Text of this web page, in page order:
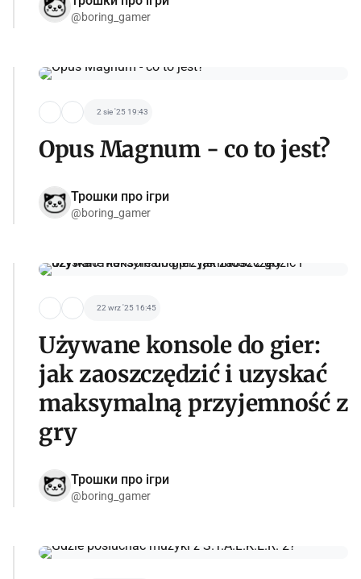
@boring_gamer
2 sie '25 19:43
Opus Magnum - co to jest?
Трошки про ігри
@boring_gamer
22 wrz '25 16:45
Używane konsole do gier:
jak zaoszczędzić i uzyskać
maksymalną przyjemność z
gry
Трошки про ігри
@boring_gamer